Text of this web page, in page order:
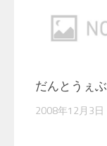
だんとうぇ
2008年12月3日